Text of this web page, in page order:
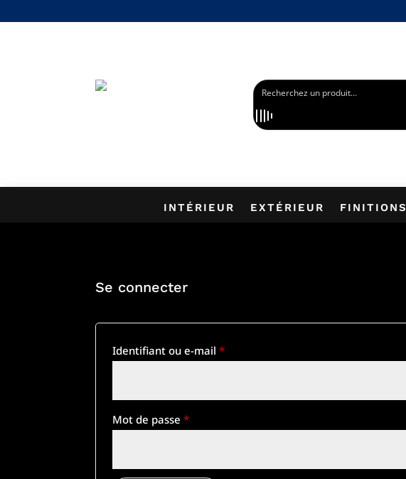
INTÉRIEUR EXTÉRIEUR FINITIONS
Se connecter
Identifiant ou e-mail*
Mot de passe*